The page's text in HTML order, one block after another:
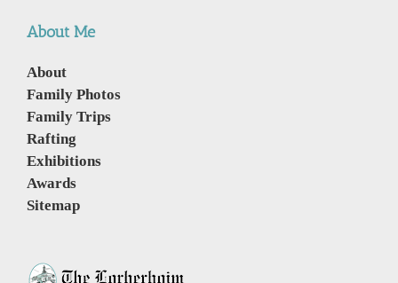
About Me
About
Family Photos
Family Trips
Rafting
Exhibitions
Awards
Sitemap